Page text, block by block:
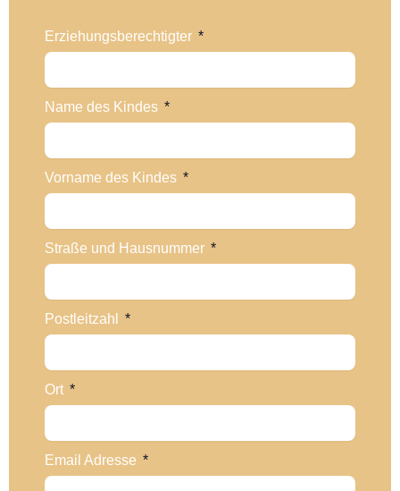
Erziehungsberechtigter
Name des Kindes
Vorname des Kindes
Straße und Hausnummer
Postleitzahl
Ort
Email Adresse